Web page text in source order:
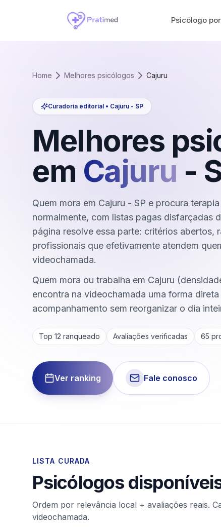
Psicólogo
Home Melhores psicólogos Cajuru
Curadoria editorial • Cajuru - SP
Melhores
em Cajuru -
Quem mora em Cajuru - SP e procura
normalmente, com listas pagas disfarçadas
página resolve essa parte: critérios abertos,
profissionais que efetivamente atendem
videochamada.
Quem mora ou trabalha em Cajuru
encontra na videochamada uma forma
acompanhamento sem reorganizar o dia
Top 12 ranqueado Avaliações verificadas 65
Ver ranking Fale conosco
LISTA CURADA
Psicólogos
Ordem por relevância local + avaliações reais.
videochamada.